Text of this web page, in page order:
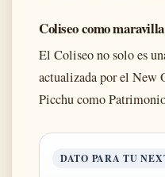
Coliseo como
El Coliseo no solo es
actualizada por el New
Picchu como
DATO PARA TU